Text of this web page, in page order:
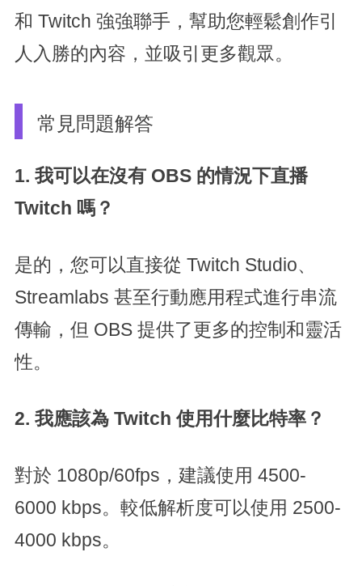
和 Twitch 強強聯手，幫助您輕鬆創作引
人入勝的內容，並吸引更多觀眾。
常見問題解答
1. 我可以在沒有 OBS 的情況下直播
Twitch 嗎？
是的，您可以直接從 Twitch Studio、
Streamlabs 甚至行動應用程式進行串流
傳輸，但 OBS 提供了更多的控制和靈活
性。
2. 我應該為 Twitch 使用什麼比特率？
對於 1080p/60fps，建議使用 4500-
6000 kbps。較低解析度可以使用 2500-
4000 kbps。